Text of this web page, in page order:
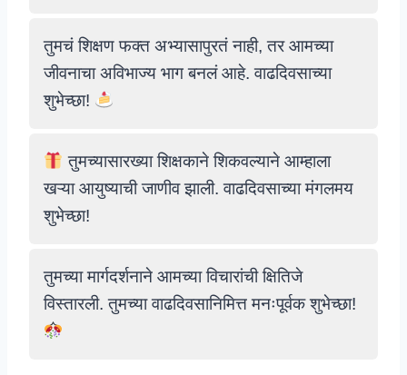
तुमचं शिक्षण फक्त अभ्यासापुरतं नाही, तर आमच्या
जीवनाचा अविभाज्य भाग बनलं आहे. वाढदिवसाच्या
शुभेच्छा!
तुमच्यासारख्या शिक्षकाने शिकवल्याने आम्हाला
खऱ्या आयुष्याची जाणीव झाली. वाढदिवसाच्या मंगलमय
शुभेच्छा!
तुमच्या मार्गदर्शनाने आमच्या विचारांची क्षितिजे
विस्तारली. तुमच्या वाढदिवसानिमित्त मनःपूर्वक शुभेच्छा!